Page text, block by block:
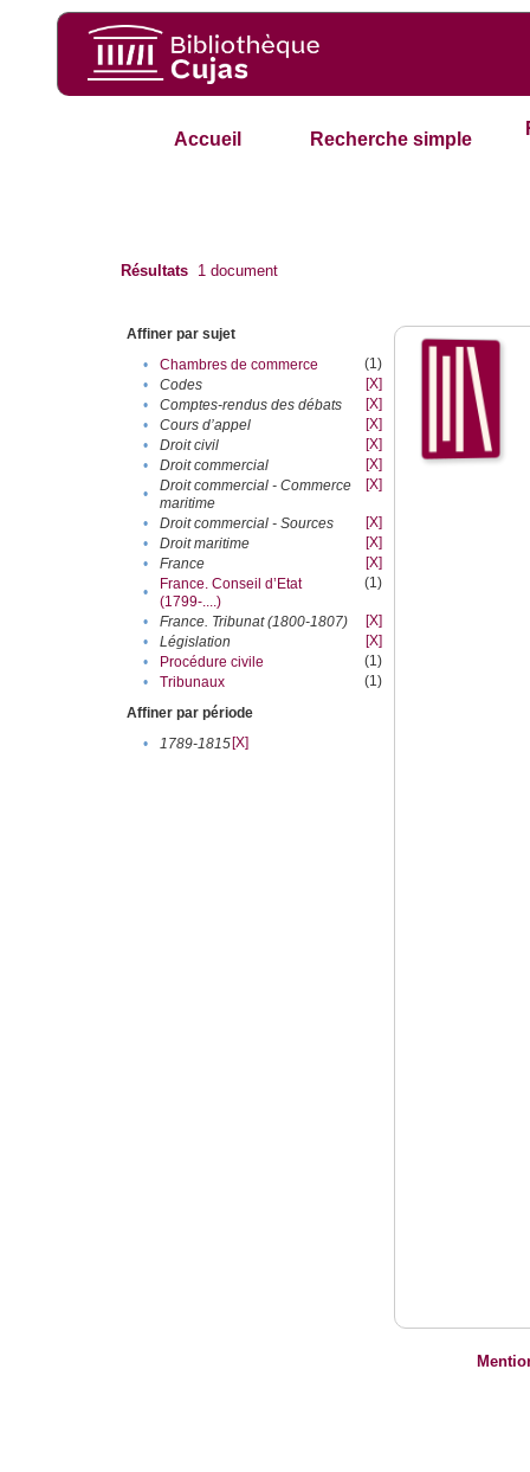
Accueil Recherche simple
Résultats 1 document
Affiner par sujet
•
Chambres de commerce
(1)
•
Codes
[X]
•
Comptes-rendus des débats
[X]
•
Cours d’appel
[X]
•
Droit civil
[X]
•
Droit commercial
[X]
•
Droit commercial - Commerce
maritime
[X]
• Droit commercial - Sources
[X]
•
Droit maritime
[X]
•
France
[X]
•
France. Conseil d’Etat
(1799-....)
(1)
• France. Tribunat (1800-1807)
[X]
•
Législation
[X]
•
Procédure civile
(1)
•
Tribunaux
(1)
Affiner par période
•
1789-1815[X]